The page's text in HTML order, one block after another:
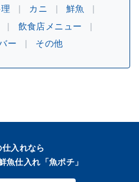
カニ
鮮魚
飲食店メニュー
ー その他
入れなら
魚仕入れ「魚ポチ」